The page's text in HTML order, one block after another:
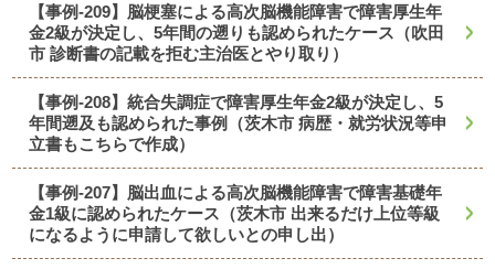
【事例-209】脳梗塞による高次脳機能障害で障害厚生年
金2級が決定し、5年間の遡りも認められたケース（吹田
市 診断書の記載を拒む主治医とやり取り）
【事例-208】統合失調症で障害厚生年金2級が決定し、5
年間遡及も認められた事例（茨木市 病歴・就労状況等申
立書もこちらで作成）
【事例-207】脳出血による高次脳機能障害で障害基礎年
金1級に認められたケース（茨木市 出来るだけ上位等級
になるように申請して欲しいとの申し出）